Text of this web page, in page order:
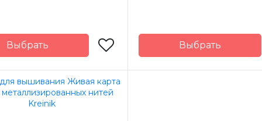
Выбрать
Kreinik
США
Выбрать
Бренд